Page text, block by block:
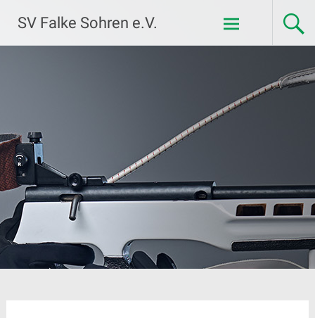
Inhalt
springen
SV Falke Sohren e.V.